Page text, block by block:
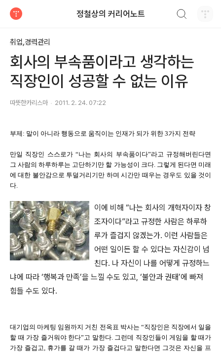
정철상의 커리어노트
취업,경력관리
회사의 부속품이라고 생각하는
직장인이 성공할 수 없는 이유
따뜻한카리스마 2011. 2. 24. 07:22
부제: 말이 아니라 행동으로 움직이는 인재가 되가 위한 3가지 전략
만일 직장인 스스로가 “나는 회사의 부속품이다”라고 규정해버린다면
그 사람의 하루하루는 고단하기만 할 가능성이 크다. 그렇게 된다면 미래
에 대한 불안감으로 투덜거리기만 하며 시간만 때우는 경우도 있을 것이
다.
이에 비해 “나는 회사의 개혁자이자 창
조자이다”라고 규정한 사람은 하루하
루가 즐겁지 않겠는가. 이런 사람들은
어떤 일이든 할 수 있다는 자신감이 넘
친다. 나 자신이 나를 어떻게 규정하느
냐에 따라 ‘행복과 만족’을 느낄 수도 있고, ‘불안과 권태’에 빠져
힘들 수도 있다.
대기업의 마케팅 임원까지 거친 전옥표 박사는 “직장인은 직장에서 일을
할 때 가장 즐거워야 한다”고 말한다. 그런데 직장인들이 게임을 할 때가
가장 즐겁고, 휴가를 갈 때가 가장 즐겁다고 말한다면 그것은 자신을 프